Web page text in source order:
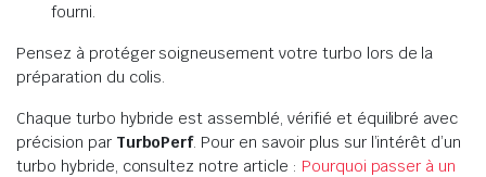
fourni.
Pensez à protéger soigneusement votre turbo lors de la
préparation du colis.
Chaque turbo hybride est assemblé, vérifié et équilibré avec
précision par TurboPerf. Pour en savoir plus sur l’intérêt d’un
turbo hybride, consultez notre article : Pourquoi passer à un